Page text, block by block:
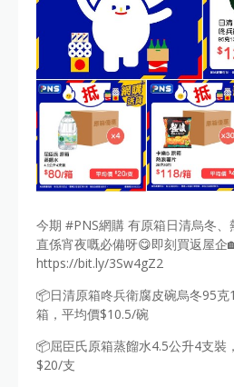
今期 #PNS網購 有原箱日清烏冬
直係宵夜嘅必備呀😋即刻買返屋企
https://bit.ly/3Sw4gZ2
📦日清原箱咚兵衛腐皮碗烏冬95
箱，平均價$10.5/碗
📦屈臣氏原箱蒸餾水4.5公升4支裝
$20/支